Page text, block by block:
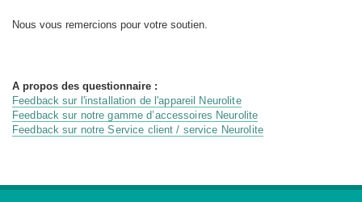
Nous vous remercions pour votre soutien.
A propos des questionnaire :
Feedback sur l'installation de l'appareil Neurolite
Feedback sur notre gamme d’accessoires Neurolite
Feedback sur notre Service client / service Neurolite